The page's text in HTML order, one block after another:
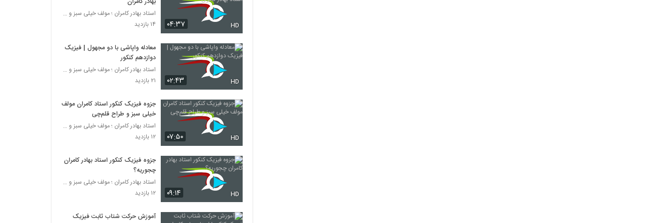
۰۴:۳۷ HD
استاد بهادر کامران ؛ مولف خیلی سبز و طراح قلم چی
۱۴ بازدید
۰۲:۴۳ HD
معادله واپاشی با دو مجهول | فیزیک
دوازدهم کنکور
استاد بهادر کامران ؛ مولف خیلی سبز و طراح قلم چی
۲۱ بازدید
۰۷:۵۰ HD
جزوه فیزیک کنکور استاد کامران مولف
خیلی سبز و طراح قلم‌چی
استاد بهادر کامران ؛ مولف خیلی سبز و طراح قلم چی
۱۲ بازدید
۰۹:۱۴ HD
جزوه فیزیک کنکور استاد بهادر کامران
چجوریه؟
استاد بهادر کامران ؛ مولف خیلی سبز و طراح قلم چی
۱۲ بازدید
آموزش حرکت شتاب ثابت فیزیک